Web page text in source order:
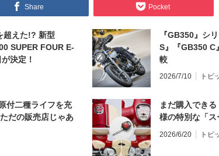
Share Pocket
超えた!? 新型
SUPER FOUR E-
決定！
『GB350』シ
S』『GB350 C
較
2026/7/10 トピ
付二種ライフを充
だの販売店じゃあ
まだ購入でき
様の特別な「ス
2026/6/20 トピ